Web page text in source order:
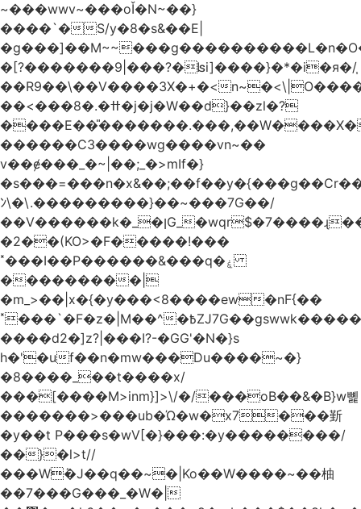
~���wwv~���oǏ�N~��}
����`�S/y�8�s&��E|
�[?�������9|���?�ʪi]����}�*�i�я�/֧
��R9��\��V����3X�+�<
��<���8�.�ߚ�j�j�W��d}��zl�?
������C3����wg����vn~��
v��ɇ���_�~|��;_�>mIf�}
ﾝ\�\.���������}��~���7G��/
��V������k�_�ןG_�wqr$�7����ɻ��-
�2��(KO>�F�����!���
˟���I��P������&���q�ۼ
���������|
�m_>��|x�{�y���<8����ew�nF{��
˟���`�F�z�|M��^�߿ZJ7G��gswwk������j��
����d2�]z?|���I?-�GG'�N�}s
h�'�uf��n�mw���Du����~�}
�8����_��t����x/
���[����M>inm}]>\/�/���oB��&�B}w뼱
�������>���ub�Ώ�w�x7���斳
�y��t P���s�wV[�}���:�y��������/
��}�l>t//
���Wٝ�J��q��~�|Ko��W����~��柚
��7���G���_�W�|